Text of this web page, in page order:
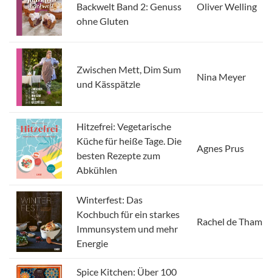
Backwelt Band 2: Genuss
ohne Gluten
Oliver Welling
Zwischen Mett, Dim Sum
und Kässpätzle
Nina Meyer
Hitzefrei: Vegetarische
Küche für heiße Tage. Die
besten Rezepte zum
Abkühlen
Agnes Prus
Winterfest: Das
Kochbuch für ein starkes
Immunsystem und mehr
Energie
Rachel de
Spice Kitchen: Über 100